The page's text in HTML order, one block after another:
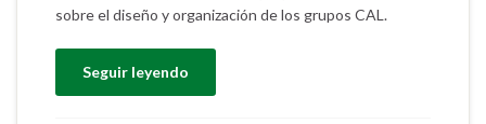
sobre el diseño y organización de los grupos CAL.
Seguir leyendo